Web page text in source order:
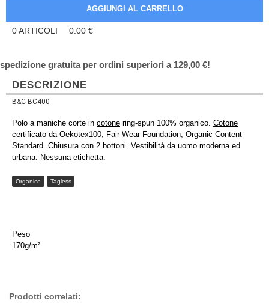
0ARTICOLI 0.00 €
spedizione gratuita per ordini superiori a 129,00 €!
DESCRIZIONE
B&C BC400
Polo a maniche corte in cotone ring-spun 100% organico. Cotone
certificato da Oekotex100, Fair Wear Foundation, Organic Content
Standard. Chiusura con 2 bottoni. Vestibilità da uomo moderna ed
urbana. Nessuna etichetta.
Organico Tagless
Peso
170g/m²
Prodotti correlati: